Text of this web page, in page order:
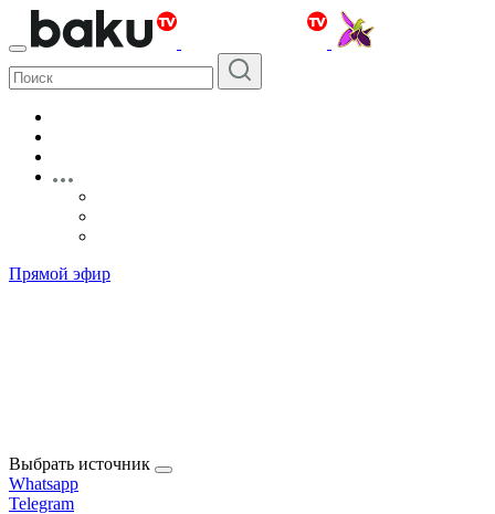
Прямой эфир
Выбрать источник
Whatsapp
Telegram